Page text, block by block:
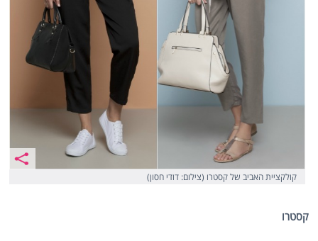
קולקציית האביב של קסטרו (צילום: דודי חסון)
קסטרו